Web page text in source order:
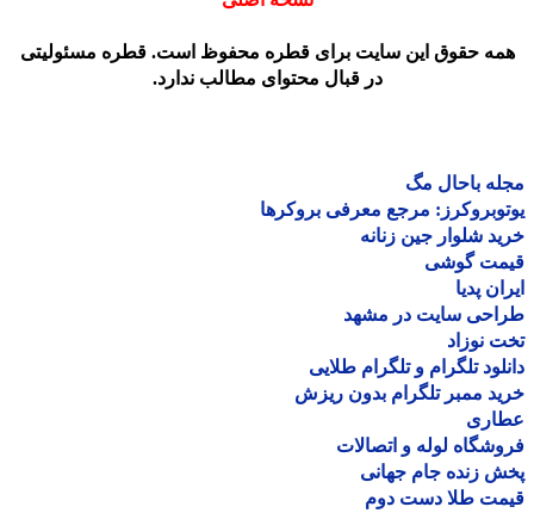
حقوق این سایت برای قطره محفوظ است. قطره مسئولیتی
در قبال محتوای مطالب ندارد.
باحال مگ
مرجع معرفی بروکرها
شلوار جین زنانه
گوشی
پدیا
سایت در مشهد
نوزاد
تلگرام و تلگرام طلایی
ممبر تلگرام بدون ریزش
لوله و اتصالات
زنده جام جهانی
طلا دست دوم